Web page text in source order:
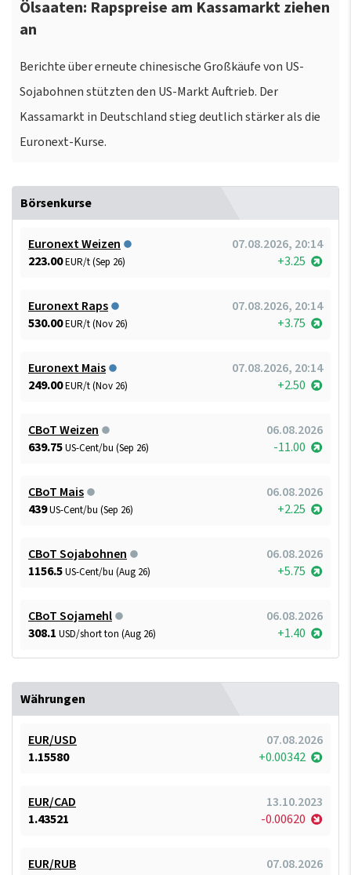
Ölsaaten: Rapspreise am Kassamarkt ziehen
an
Berichte über erneute chinesische Großkäufe von US-
Sojabohnen stützten den US-Markt Auftrieb. Der
Kassamarkt in Deutschland stieg deutlich stärker als die
Euronext-Kurse.
Börsenkurse
Euronext Weizen
07.08.2026, 20:14
223.00EUR/t (Sep 26) +3.25
Euronext Raps
07.08.2026, 20:14
530.00EUR/t (Nov 26) +3.75
Euronext Mais
07.08.2026, 20:14
249.00EUR/t (Nov 26) +2.50
CBoT Weizen
06.08.2026
639.75US-Cent/bu (Sep 26) -11.00
CBoT Mais
06.08.2026
439US-Cent/bu (Sep 26) +2.25
CBoT Sojabohnen
06.08.2026
1156.5US-Cent/bu (Aug 26) +5.75
CBoT Sojamehl
06.08.2026
308.1 USD/short ton (Aug 26) +1.40
Währungen
EUR/USD
07.08.2026
1.15580
+0.00342
EUR/CAD
13.10.2023
1.43521
-0.00620
EUR/RUB
07.08.2026